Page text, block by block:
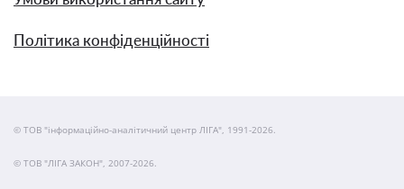
Політика конфіденційності
© ТОВ "інформаційно-аналітичний центр ЛІГА", 1991-2026.
© ТОВ "ЛІГА ЗАКОН", 2007-2026.